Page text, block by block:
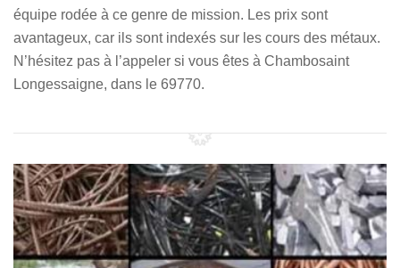
équipe rodée à ce genre de mission. Les prix sont
avantageux, car ils sont indexés sur les cours des métaux.
N’hésitez pas à l’appeler si vous êtes à Chambosaint
Longessaigne, dans le 69770.